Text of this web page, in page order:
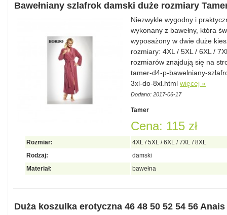
Bawełniany szlafrok damski duże rozmiary
Niezwykle wygodny i
wykonany z bawełny, która
wyposażony w dwie duże
rozmiary: 4XL / 5XL / 6XL /
rozmiarów znajdują się na
tamer-d4-p-bawelniany-
3xl-do-8xl.html więcej »
Dodano: 2017-06-17
Tamer
Cena: 115 zł
Rozmiar:
4XL / 5XL / 6XL / 7XL / 8XL
Rodzaj:
damski
Materiał:
bawełna
Duża koszulka erotyczna 46 48 50 52 54 56